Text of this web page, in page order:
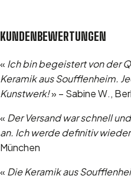
KUNDENBEWERTUNGEN
« Ich bin begeistert von der
Keramik aus Soufflenheim.
Kunstwerk!» – Sabine W.,
« Der Versand war schnell
an. Ich werde definitiv
München
« Die Keramik aus